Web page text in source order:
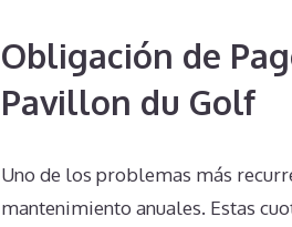
Obligación de
Pavillon du Golf
Uno de los problemas más
mantenimiento anuales. Estas